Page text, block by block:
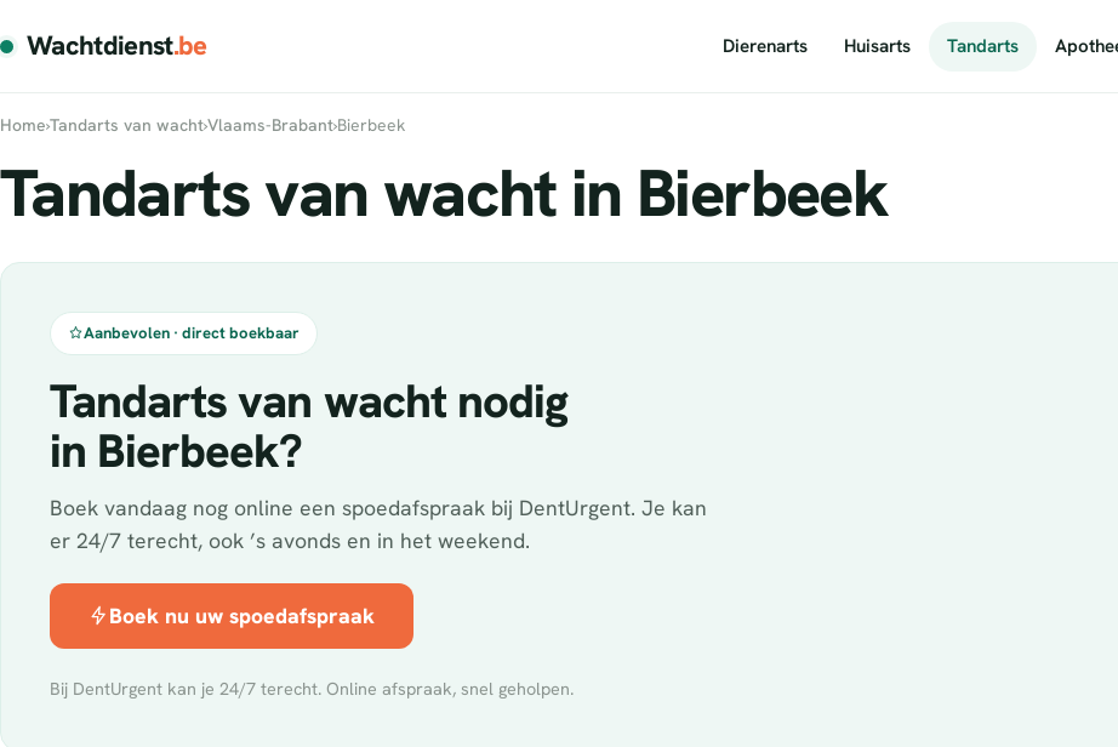
Wachtdienst.be Dierenarts Huisarts Tandarts
Home›Tandarts van wacht›Vlaams-Brabant›Bierbeek
Tandarts van wacht in Bierbeek
Aanbevolen · direct boekbaar
Tandarts van wacht nodig
in Bierbeek?
Boek vandaag nog online een spoedafspraak bij DentUrgent. Je kan
er 24/7 terecht, ook ’s avonds en in het weekend.
Boek nu uw spoedafspraak
Bij DentUrgent kan je 24/7 terecht. Online afspraak, snel geholpen.